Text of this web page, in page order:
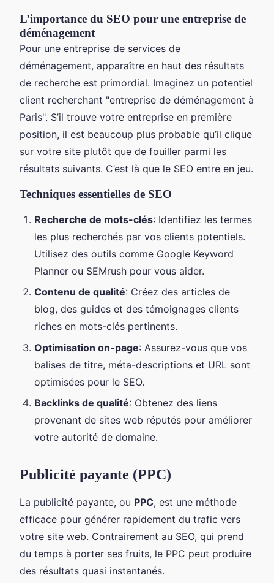
L’importance du SEO pour une entreprise de
déménagement
Pour une entreprise de services de
déménagement, apparaître en haut des résultats
de recherche est primordial. Imaginez un potentiel
client recherchant "entreprise de déménagement à
Paris". S’il trouve votre entreprise en première
position, il est beaucoup plus probable qu’il clique
sur votre site plutôt que de fouiller parmi les
résultats suivants. C’est là que le SEO entre en jeu.
Techniques essentielles de SEO
Recherche de mots-clés: Identifiez les termes
les plus recherchés par vos clients potentiels.
Utilisez des outils comme Google Keyword
Planner ou SEMrush pour vous aider.
Contenu de qualité: Créez des articles de
blog, des guides et des témoignages clients
riches en mots-clés pertinents.
Optimisation on-page: Assurez-vous que vos
balises de titre, méta-descriptions et URL sont
optimisées pour le SEO.
Backlinks de qualité: Obtenez des liens
provenant de sites web réputés pour améliorer
votre autorité de domaine.
Publicité payante (PPC)
La publicité payante, ou PPC, est une méthode
efficace pour générer rapidement du trafic vers
votre site web. Contrairement au SEO, qui prend
du temps à porter ses fruits, le PPC peut produire
des résultats quasi instantanés.